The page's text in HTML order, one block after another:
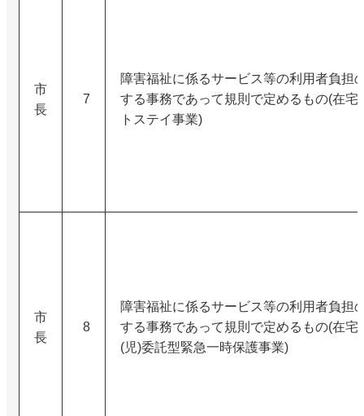
市
長
7
障害福祉に係るサービス等の利用者負担
する事務であって規則で定めるもの(在宅
トステイ事業)
市
長
8
障害福祉に係るサービス等の利用者負担
する事務であって規則で定めるもの(在宅
(児)委託型緊急一時保護事業)